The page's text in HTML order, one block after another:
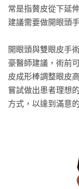
常是指贅皮從下延
建議需要做開眼頭
開眼頭與雙眼皮手
豪醫師建議，術前
皮成形棒調整眼皮
嘗試做出患者理想
方式，以達到滿意